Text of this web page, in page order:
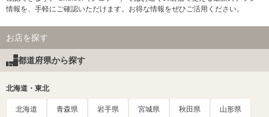
情報を、手軽にご確認いただけます。お得な情報をぜひご活用ください。
お店を探す
都道府県から探す
北海道・東北
北海道 青森県 岩手県 宮城県 秋田県 山形県